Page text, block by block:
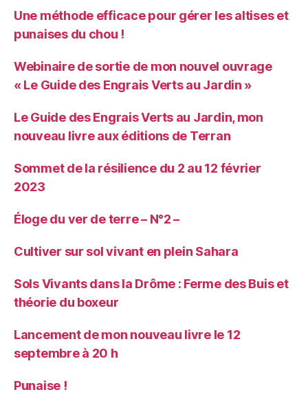
Une méthode efficace pour gérer les altises et
punaises du chou !
Webinaire de sortie de mon nouvel ouvrage
« Le Guide des Engrais Verts au Jardin »
Le Guide des Engrais Verts au Jardin, mon
nouveau livre aux éditions de Terran
Sommet de la résilience du 2 au 12 février
2023
Éloge du ver de terre – N°2 –
Cultiver sur sol vivant en plein Sahara
Sols Vivants dans la Drôme : Ferme des Buis et
théorie du boxeur
Lancement de mon nouveau livre le 12
septembre à 20 h
Punaise !